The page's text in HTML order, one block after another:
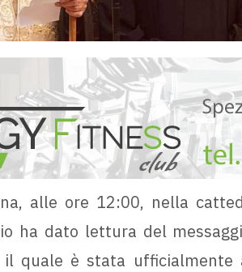
alle ore 12:00, nella
ha dato lettura del
quale è stata ufficialmente